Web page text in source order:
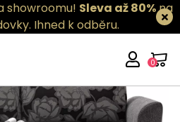
showroomu! Sleva až 80%na
Ihned k odběru.
0